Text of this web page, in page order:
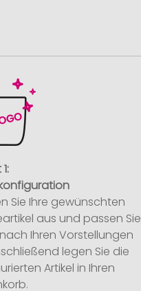
Sie Ihre gewünschten
aus und passen Sie
Ihren Vorstellungen
legen Sie die
Artikel in Ihren